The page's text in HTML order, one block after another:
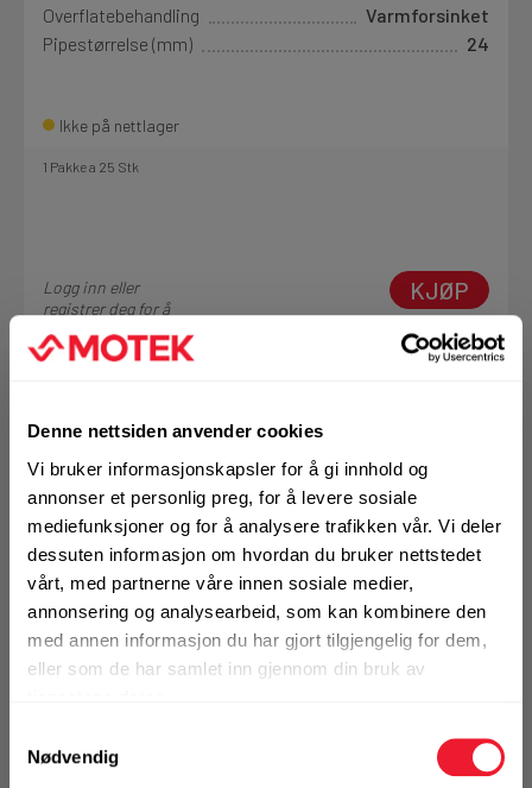
Denne nettsiden anvender cookies
Vi bruker informasjonskapsler for å gi innhold og
annonser et personlig preg, for å levere sosiale
mediefunksjoner og for å analysere trafikken vår. Vi deler
dessuten informasjon om hvordan du bruker nettstedet
vårt, med partnerne våre innen sosiale medier,
annonsering og analysearbeid, som kan kombinere den
med annen informasjon du har gjort tilgjengelig for dem,
eller som de har samlet inn gjennom din bruk av
Nødvendig
Overflatebehandling
Varmforsinket
Pipestørrelse (mm)
24
Ikke på nettlager
1 Pakke a 25 Stk
Logg inn eller
registrer deg for å
se din avtalepris
KJØP
Handleliste
Art.nr. 1732240703
SB bolt m/mutter 24X70 VF 8.8
Helgjenget ISO 4017/4032 - EN 15048 CE
70
Overflatebehandling
Varmforsinket